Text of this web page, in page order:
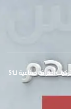
المستشفى الإماراتي العائم ينجح في تركيب أطراف صناعية لـ51